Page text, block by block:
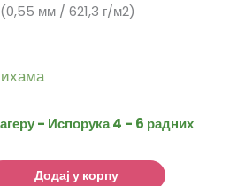
мм / 621,3 г/м2)
- Испорука 4 - 6 радних
Додај у корпу